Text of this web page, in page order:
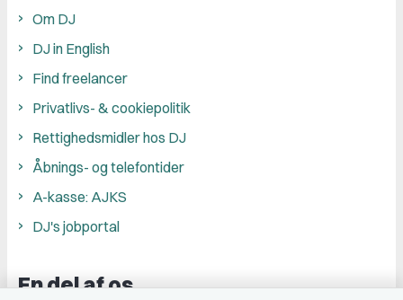
Om DJ
DJ in English
Find freelancer
Privatlivs- & cookiepolitik
Rettighedsmidler hos DJ
Åbnings- og telefontider
A-kasse: AJKS
DJ's jobportal
En del af os